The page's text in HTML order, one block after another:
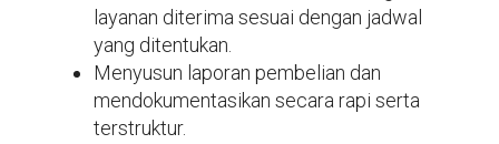
layanan diterima sesuai dengan jadwal
yang ditentukan.
Menyusun laporan pembelian dan
mendokumentasikan secara rapi serta
terstruktur.